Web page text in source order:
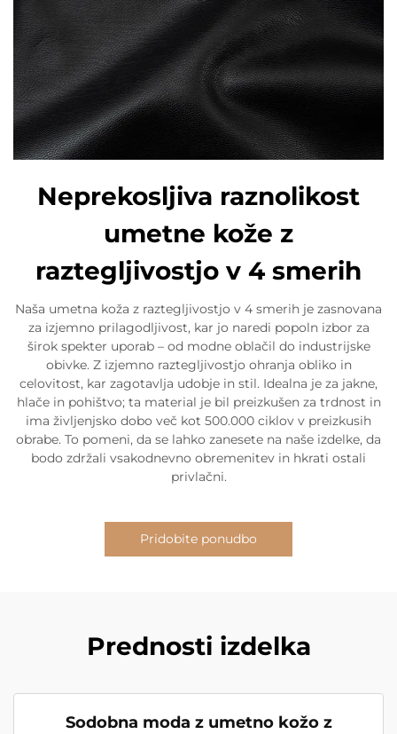
Neprekosljiva raznolikost
umetne kože z
raztegljivostjo v 4 smerih
Naša umetna koža z raztegljivostjo v 4 smerih je zasnovana
za izjemno prilagodljivost, kar jo naredi popoln izbor za
širok spekter uporab – od modne oblačil do industrijske
obivke. Z izjemno raztegljivostjo ohranja obliko in
celovitost, kar zagotavlja udobje in stil. Idealna je za jakne,
hlače in pohištvo; ta material je bil preizkušen za trdnost in
ima življenjsko dobo več kot 500.000 ciklov v preizkusih
obrabe. To pomeni, da se lahko zanesete na naše izdelke, da
bodo zdržali vsakodnevno obremenitev in hkrati ostali
privlačni.
Pridobite ponudbo
Prednosti izdelka
Sodobna moda z umetno kožo z